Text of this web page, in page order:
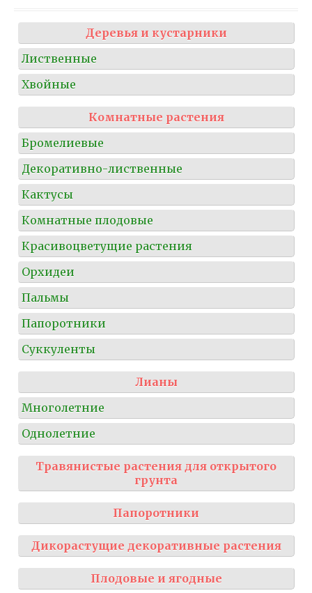
Деревья и кустарники
Лиственные
Хвойные
Комнатные растения
Бромелиевые
Декоративно-лиственные
Кактусы
Комнатные плодовые
Красивоцветущие растения
Орхидеи
Пальмы
Папоротники
Суккуленты
Лианы
Многолетние
Однолетние
Травянистые растения для открытого
грунта
Папоротники
Дикорастущие декоративные растения
Плодовые и ягодные